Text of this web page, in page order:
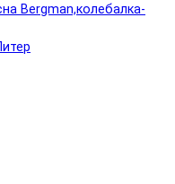
Bergman,колебалка-